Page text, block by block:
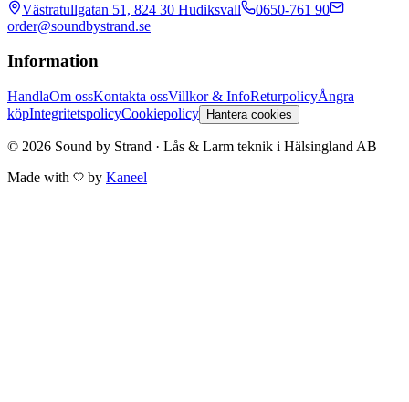
Västratullgatan 51, 824 30 Hudiksvall
0650-761 90
order@soundbystrand.se
Information
HandlaOm ossKontakta ossVillkor & InfoReturpolicyÅngra
köpIntegritetspolicyCookiepolicy Hantera cookies
© 2026 Sound by Strand · Lås & Larm teknik i Hälsingland AB
Made with
by Kaneel